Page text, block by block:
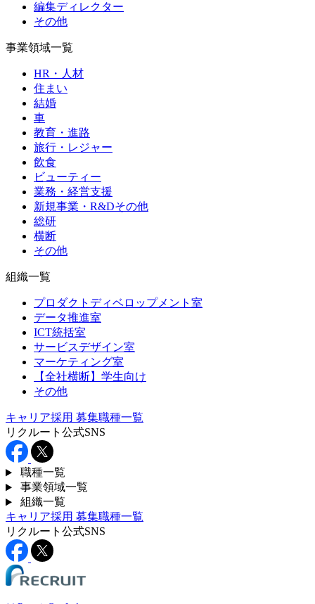
編集ディレクター
その他
事業領域一覧
HR・人材
住まい
結婚
車
教育・進路
旅行・レジャー
飲食
ビューティー
業務・経営支援
新規事業・R&Dその他
総研
横断
その他
組織一覧
プロダクトディベロップメント室
データ推進室
ICT統括室
サービスデザイン室
マーケティング室
【全社横断】学生向け
その他
キャリア採用 募集職種一覧
リクルート公式SNS
職種一覧
事業領域一覧
組織一覧
キャリア採用 募集職種一覧
リクルート公式SNS